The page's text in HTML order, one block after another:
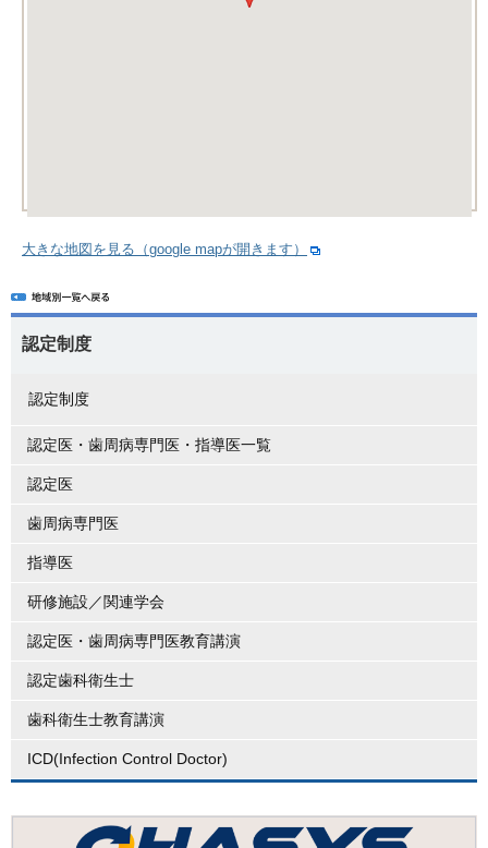
大きな地図を見る（google mapが開きます）
認定制度
認定制度
認定医・歯周病専門医・指導医一覧
認定医
歯周病専門医
指導医
研修施設／関連学会
認定医・歯周病専門医教育講演
認定歯科衛生士
歯科衛生士教育講演
ICD(Infection Control Doctor)